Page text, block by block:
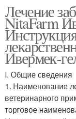
Лечение
NitaFarm
Ивермек-
I. Общие сведения
1. Наименование
ветеринарного
торговое